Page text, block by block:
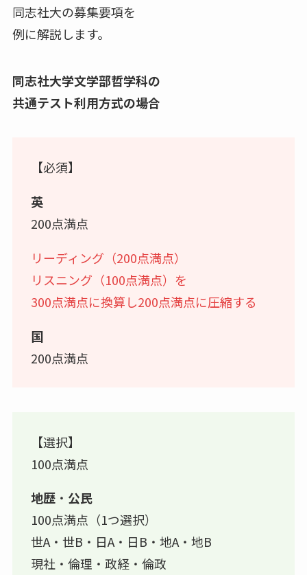
同志社大の募集要項を
例に解説します。
同志社大学文学部哲学科の
共通テスト利用方式の場合
【必須】
英
200点満点
リーディング（200点満点）
リスニング（100点満点）を
300点満点に換算し200点満点に圧縮する
国
200点満点
【選択】
100点満点
地歴・ 公民
100点満点（1つ選択）
世A・世B・日A・日B・地A・地B
現社・倫理・政経・倫政